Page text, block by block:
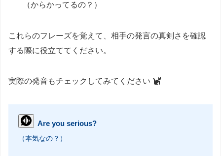
（からかってるの？）
これらのフレーズを覚えて、相手の発言の真剣さを確認
する際に役立ててください。
実際の発音もチェックしてみてください
Are you serious?
（本気なの？）